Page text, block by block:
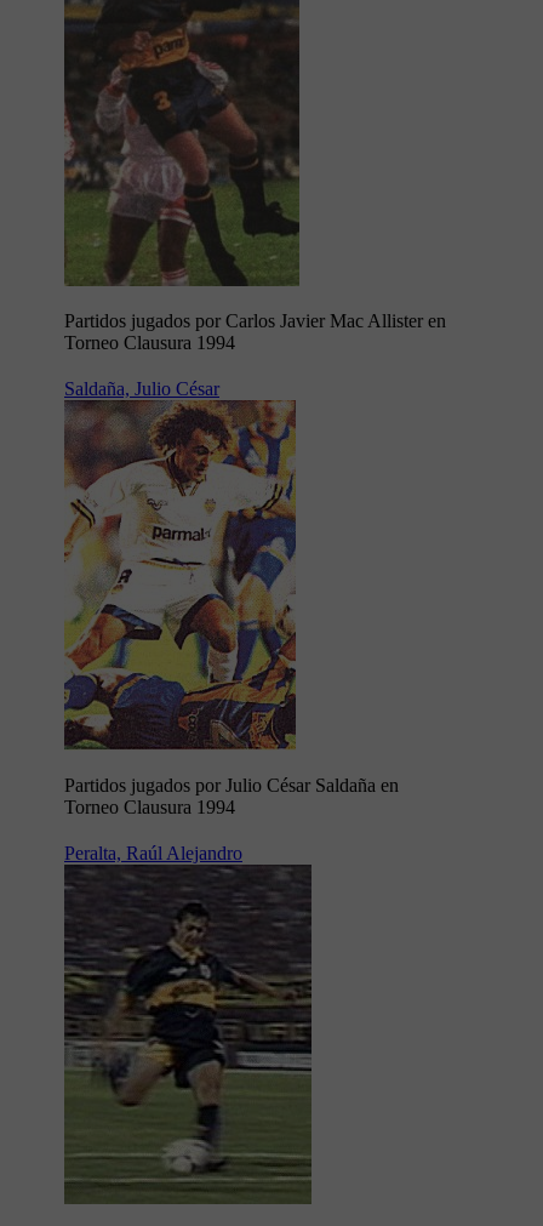
Partidos jugados por Carlos Javier Mac Allister en
Torneo Clausura 1994
Saldaña, Julio César
Partidos jugados por Julio César Saldaña en
Torneo Clausura 1994
Peralta, Raúl Alejandro